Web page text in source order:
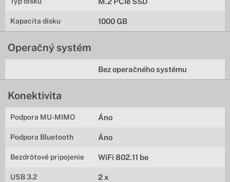
Kapacita disku 1000 GB
Operačný systém
Bez operačného systému
Konektivita
Podpora MU-MIMO Áno
Podpora Bluetooth Áno
Bezdrôtové pripojenie WiFi 802.11 be
USB 3.2 2 x